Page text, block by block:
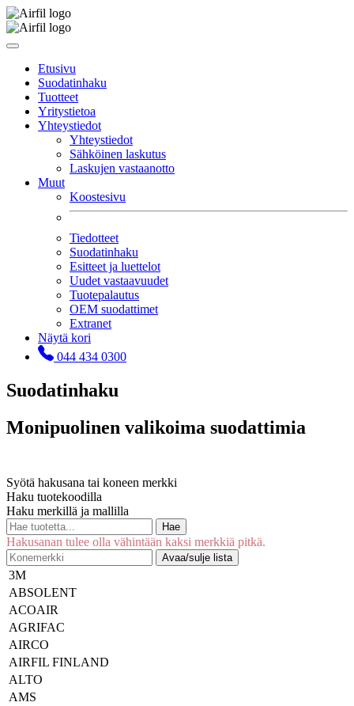
Etusivu
Suodatinhaku
Tuotteet
Yritystietoa
Yhteystiedot
Yhteystiedot
Sähköinen laskutus
Laskujen vastaanotto
Muut
Koostesivu
Tiedotteet
Suodatinhaku
Esitteet ja luettelot
Uudet vastaavuudet
Tuotepalautus
OEM suodattimet
Extranet
Näytä kori
044 434 0300
Suodatinhaku
Monipuolinen valikoima suodattimia
Syötä hakusana tai koneen merkki
Haku tuotekoodilla
Haku merkillä ja mallilla
Hae
Hakusanan tulee olla vähintään kaksi merkkiä pitkä.
Avaa/sulje lista
3M
ABSOLENT
ACOAIR
AGRIFAC
AIRCO
AIRFIL FINLAND
ALTO
AMS